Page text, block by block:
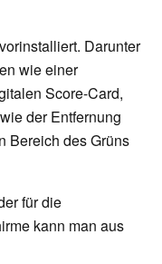
Darunter
wie einer
Score-Card,
der Entfernung
Bereich des Grüns
für die
kann man aus